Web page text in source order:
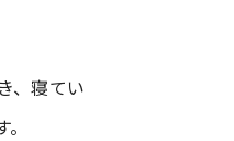
、寝てい